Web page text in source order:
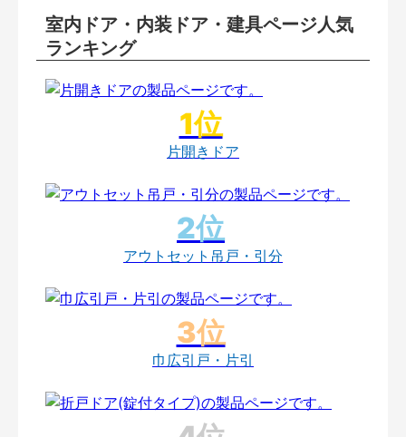
室内ドア・内装ドア・建具ページ人気
ランキング
片開きドア
アウトセット吊戸・引分
巾広引戸・片引